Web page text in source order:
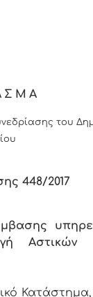
του
448/2017
Αστικών